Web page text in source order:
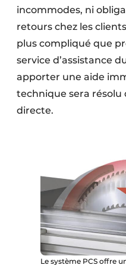
incommodes, ni
retours chez les
plus compliqué que
service d’assistance
apporter une aide
technique sera résolu
directe.
Le système PCS offre